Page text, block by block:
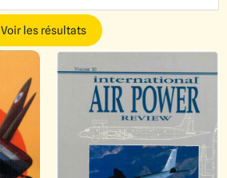
Voir les résultats